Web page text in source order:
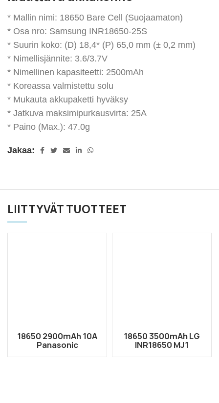
* Mallin nimi: 18650 Bare Cell (Suojaamaton)
* Osa nro: Samsung INR18650-25S
* Suurin koko: (D) 18,4* (P) 65,0 mm (± 0,2 mm)
* Nimellisjännite: 3.6/3.7V
* Nimellinen kapasiteetti: 2500mAh
* Koreassa valmistettu solu
* Mukauta akkupaketti hyväksy
* Jatkuva maksimipurkausvirta: 25A
* Paino (Max.): 47.0g
Jakaa:
LIITTYVÄT TUOTTEET
18650 2900mAh 10A
Panasonic
18650 3500mAh LG
INR18650 MJ1